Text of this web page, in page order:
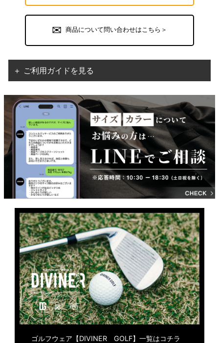
商品について問い合わせはこちら＞
＋ ご利用ガイドを見る
ゴルフウェア【DIVINER GOLF】一覧はコチラ